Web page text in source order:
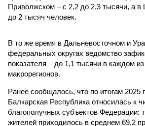
Приволжском – с 2,2 до 2,3 тысячи, а в
до 2 тысяч человек.
В то же время в Дальневосточном и
федеральных округах ведомство
показателя – до 1,1 тысячи в каждом из
макрорегионов.
Ранее сообщалось, что по итогам 2025
Балкарская Республика относилась к
благополучных субъектов Федерации:
жителей приходилось в среднем 69,2